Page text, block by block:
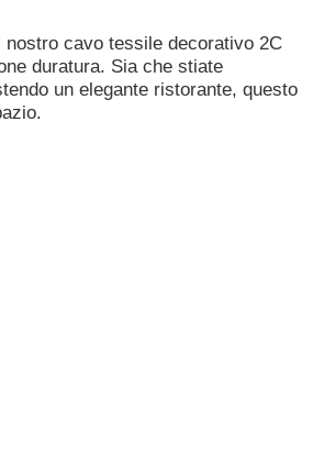
cavo tessile decorativo 2C
duratura. Sia che stiate
un elegante ristorante, questo